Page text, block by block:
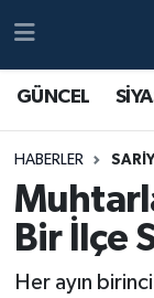
GÜNCEL
HABERLER
Bir İlçe
Her ayın